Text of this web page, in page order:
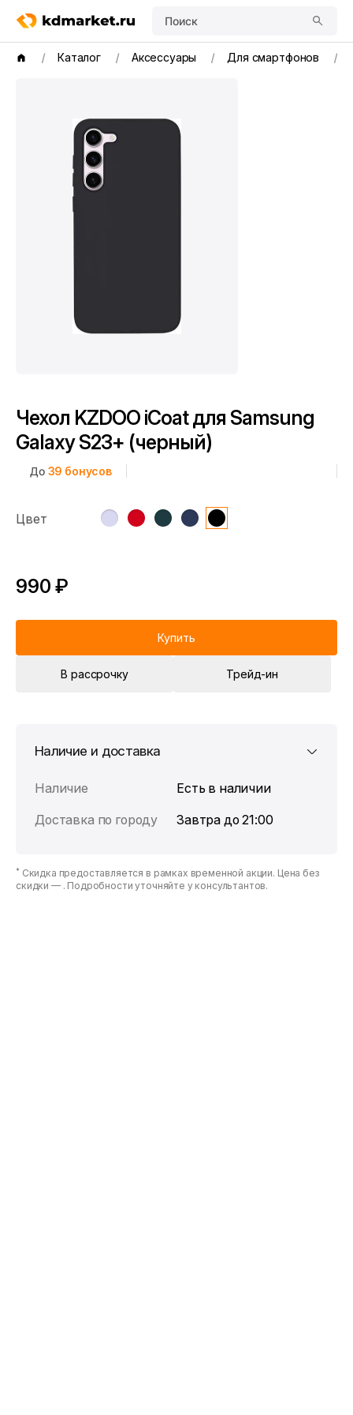
Поиск
Каталог Аксессуары Для смартфонов
Чехол KZDOO iCoat для Samsung
Galaxy S23+ (черный)
До 39 бонусов
Цвет
990 ₽
Купить
В рассрочку Трейд-ин
Наличие и доставка
Наличие
Есть в наличии
Доставка по городу
Завтра до 21:00
* Скидка предоставляется в рамках временной акции. Цена без
скидки — . Подробности уточняйте у консультантов.